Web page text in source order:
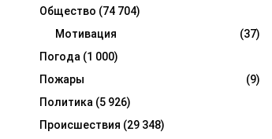
Общество (74 704)
Мотивация
(37)
Погода (1 000)
Пожары
(9)
Политика (5 926)
Происшествия (29 348)